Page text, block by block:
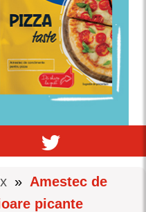
» Amestec de
picante